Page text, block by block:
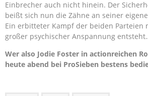
Einbrecher auch nicht hinein. Der
beißt sich nun die Zähne an seiner
Ein erbitteter Kampf der beiden Parteien
großer psychischer Anspannung
Wer also Jodie Foster in actionreichen
heute abend bei ProSieben bestens